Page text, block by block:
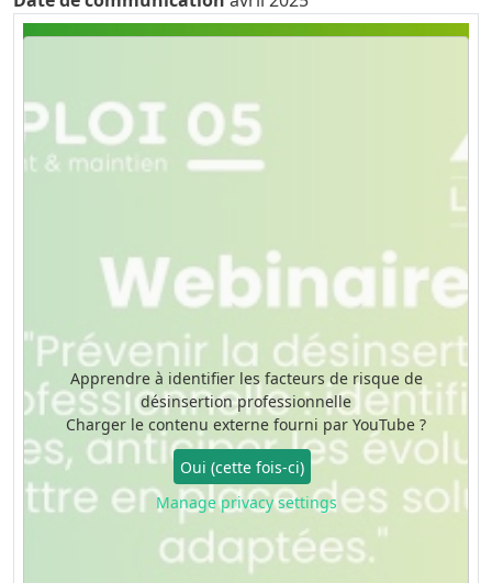
Video URL
Apprendre à identifier les facteurs de risque de
désinsertion professionnelle
Charger le contenu externe fourni par YouTube ?
Oui (cette fois-ci)
Manage privacy settings